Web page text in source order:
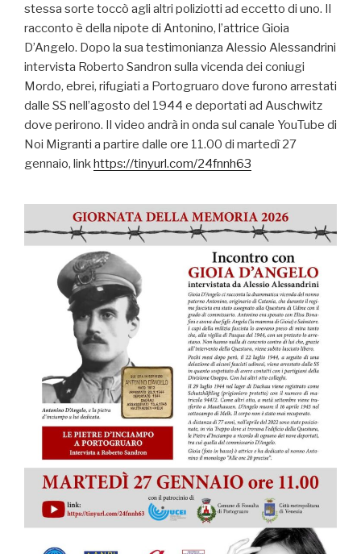
stessa sorte toccò agli altri poliziotti ad eccetto di uno. Il
racconto è della nipote di Antonino, l’attrice Gioia
D’Angelo. Dopo la sua testimonianza Alessio Alessandrini
intervista Roberto Sandron sulla vicenda dei coniugi
Mordo, ebrei, rifugiati a Portogruaro dove furono arrestati
dalle SS nell’agosto del 1944 e deportati ad Auschwitz
dove perirono. Il video andrà in onda sul canale YouTube di
Noi Migranti a partire dalle ore 11.00 di martedì 27
gennaio, link https://tinyurl.com/24fnnh63